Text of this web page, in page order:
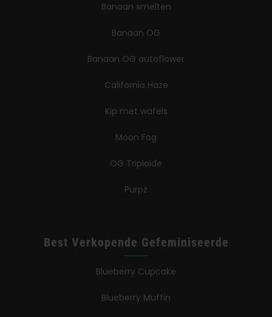
Banaan smelten
Banaan OG
Banaan OG autoflower
California Haze
Kip met wafels
Moon Fog
OG Triploïde
Purpz
Best Verkopende Gefeminiseerde
Blueberry Cupcake
Blueberry Muffin